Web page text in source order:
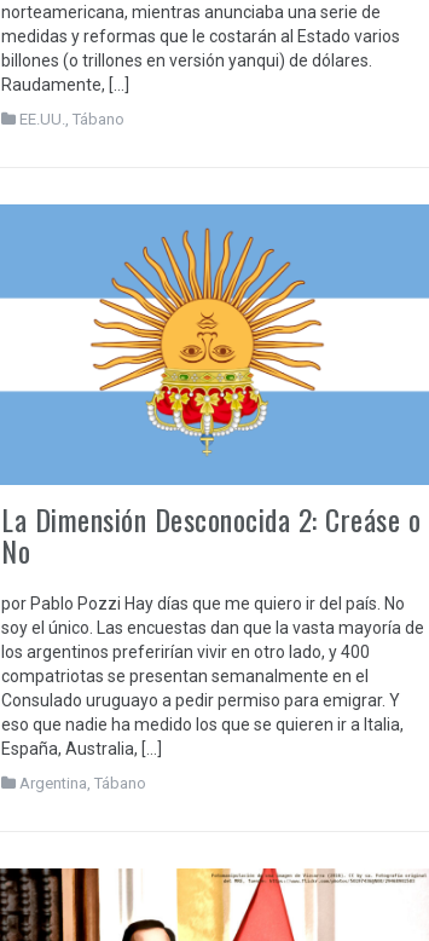
norteamericana, mientras anunciaba una serie de
medidas y reformas que le costarán al Estado varios
billones (o trillones en versión yanqui) de dólares.
Raudamente, […]
EE.UU., Tábano
La Dimensión Desconocida 2: Creáse o
No
por Pablo Pozzi Hay días que me quiero ir del país. No
soy el único. Las encuestas dan que la vasta mayoría de
los argentinos preferirían vivir en otro lado, y 400
compatriotas se presentan semanalmente en el
Consulado uruguayo a pedir permiso para emigrar. Y
eso que nadie ha medido los que se quieren ir a Italia,
España, Australia, […]
Argentina, Tábano